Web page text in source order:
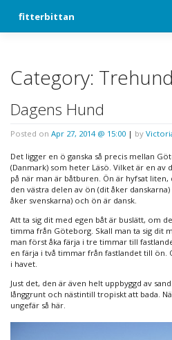
fitterbittan
Category:
Dagens Hund
Posted on Apr 27, 2014 @ 15:00 | by
Det ligger en ö ganska så precis mellan
(Danmark) som heter Läsö. Vilket är en av
på när man är båtburen. Ön är hyfsat liten,
den västra delen av ön (dit åker
åker svenskarna) och ön är dansk.
Att ta sig dit med egen båt är buslätt, om
timma från Göteborg. Skall man ta sig dit
man först åka färja i tre timmar till
en färja i två timmar från fastlandet till ön.
i havet.
Just det, den är även helt uppbyggd av
långgrunt och nästintill tropiskt att bada.
ungefär så här.